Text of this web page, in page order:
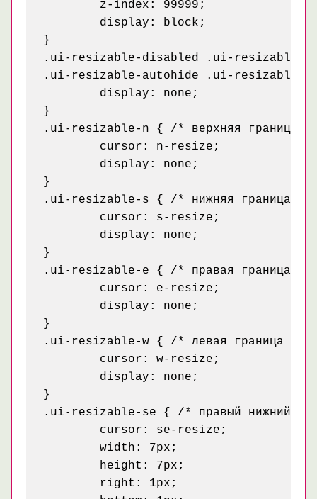
}
.ui-resizable-disabled .ui-resizable-
.ui-resizable-autohide .ui-resizable-
}
.ui-resizable-n { /* верхняя граница
}
.ui-resizable-s { /* нижняя граница */
}
.ui-resizable-e { /* правая граница */
}
.ui-resizable-w { /* левая граница */
}
.ui-resizable-se { /* правый нижний